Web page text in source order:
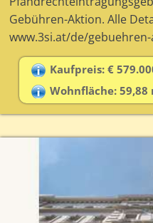
Gebühren-Aktion. Alle
www.3si.at/de/
Kaufpreis: €
Wohnfläche: 59,88